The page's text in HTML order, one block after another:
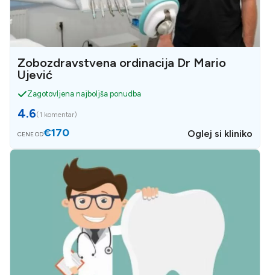
Zobozdravstvena ordinacija Dr Mario
Ujević
Zagotovljena najboljša ponudba
4.6(1 komentar)
CENE OD€170 Oglej si kliniko